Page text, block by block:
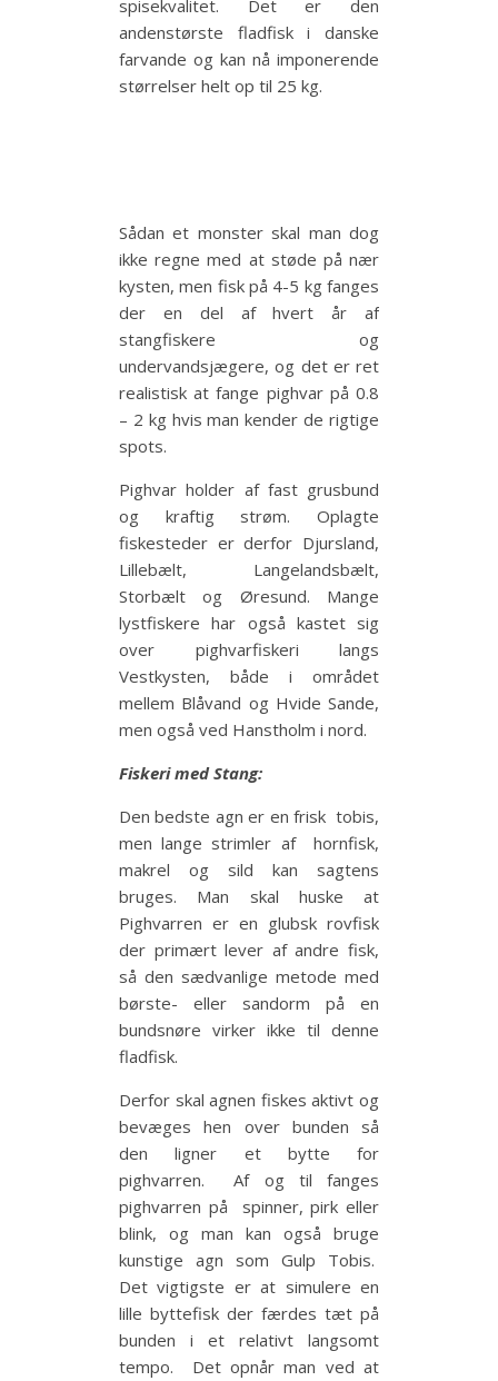
spisekvalitet. Det er den
andenstørste fladfisk i danske
farvande og kan nå imponerende
størrelser helt op til 25 kg.
Sådan et monster skal man dog
ikke regne med at støde på nær
kysten, men fisk på 4-5 kg fanges
der en del af hvert år af
stangfiskere og
undervandsjægere, og det er ret
realistisk at fange pighvar på 0.8
– 2 kg hvis man kender de rigtige
spots.
Pighvar holder af fast grusbund
og kraftig strøm. Oplagte
fiskesteder er derfor Djursland,
Lillebælt, Langelandsbælt,
Storbælt og Øresund. Mange
lystfiskere har også kastet sig
over pighvarfiskeri langs
Vestkysten, både i området
mellem Blåvand og Hvide Sande,
men også ved Hanstholm i nord.
Fiskeri med Stang:
Den bedste agn er en frisk tobis,
men lange strimler af hornfisk,
makrel og sild kan sagtens
bruges. Man skal huske at
Pighvarren er en glubsk rovfisk
der primært lever af andre fisk,
så den sædvanlige metode med
børste- eller sandorm på en
bundsnøre virker ikke til denne
fladfisk.
Derfor skal agnen fiskes aktivt og
bevæges hen over bunden så
den ligner et bytte for
pighvarren. Af og til fanges
pighvarren på spinner, pirk eller
blink, og man kan også bruge
kunstige agn som Gulp Tobis.
Det vigtigste er at simulere en
lille byttefisk der færdes tæt på
bunden i et relativt langsomt
tempo. Det opnår man ved at